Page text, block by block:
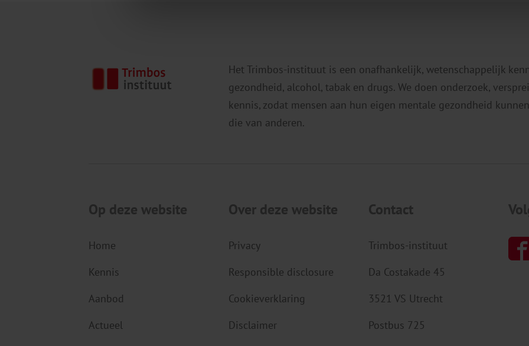
Het Trimbos-instituut is een onafhankelijk, wetenschappelijk
gezondheid, alcohol, tabak en drugs. We doen onderzoek,
kennis, zodat mensen aan hun eigen mentale gezondheid
die van anderen.
Op deze website
Home
Kennis
Aanbod
Actueel
Over deze website
Privacy
Responsible disclosure
Cookieverklaring
Disclaimer
Contact
Trimbos-instituut
Da Costakade 45
3521 VS Utrecht
Postbus 725